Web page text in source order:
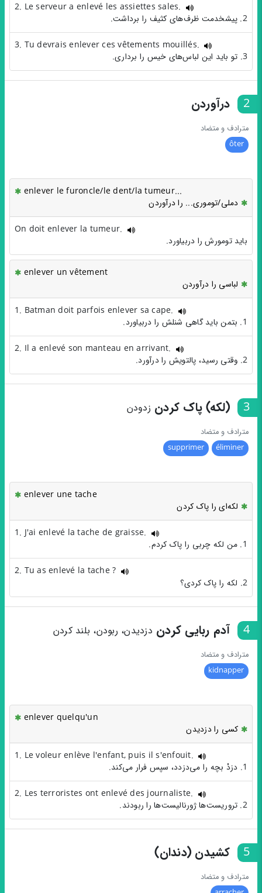
2. Le serveur a enlevé les assiettes sales.
2. پیشخدمت ظرف‌های کثیف را برداشت.
3. Tu devrais enlever ces vêtements mouillés.
3. تو باید این لباس‌های خیس را برداری.
2 درآوردن
مترادف و متضاد
ôter
enlever le furoncle/le dent/la tumeur...
دملی/توموری... را درآوردن
On doit enlever la tumeur.
باید تومورش را دربیاورد.
enlever un vêtement
لباسی را درآوردن
1. Batman doit parfois enlever sa cape.
1. بتمن باید گاهی شنلش را دربیاورد.
2. Il a enlevé son manteau en arrivant.
2. وقتی رسید، پالتویش را درآورد.
3 (لکه) پاک کردن زدودن
مترادف و متضاد
éliminer
supprimer
enlever une tache
لکه‌ای را پاک کردن
1. J'ai enlevé la tache de graisse.
1. من لکه چربی را پاک کردم.
2. Tu as enlevé la tache ?
2. لکه را پاک کردی؟
4 آدم ربایی کردن دزدیدن، ربودن، بلند کردن
مترادف و متضاد
kidnapper
enlever quelqu'un
کسی را دزدیدن
1. Le voleur enlève l'enfant, puis il s'enfouit.
1. دزدْ بچه را می‌دزدد، سپس فرار می‌کند.
2. Les terroristes ont enlevé des journaliste.
2. تروریست‌ها ژورنالیست‌ها را ربودند.
5 کشیدن (دندان)
مترادف و متضاد